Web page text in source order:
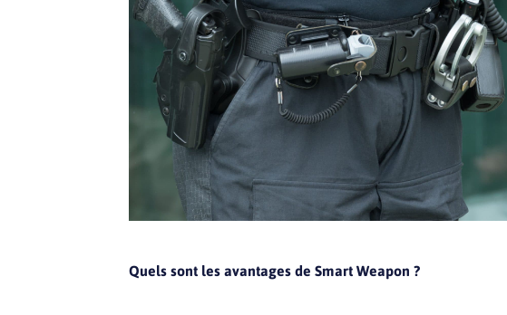
Quels sont les avantages de Smart Weapon ?